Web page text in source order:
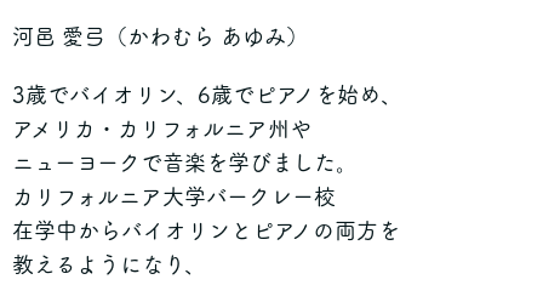
河邑 愛弓（かわむら あゆみ）
3歳でバイオリン、6歳でピアノを始め、
アメリカ・カリフォルニア州や
ニューヨークで音楽を学びました。
カリフォルニア大学バークレー校
在学中からバイオリンとピアノの両方を
教えるようになり、